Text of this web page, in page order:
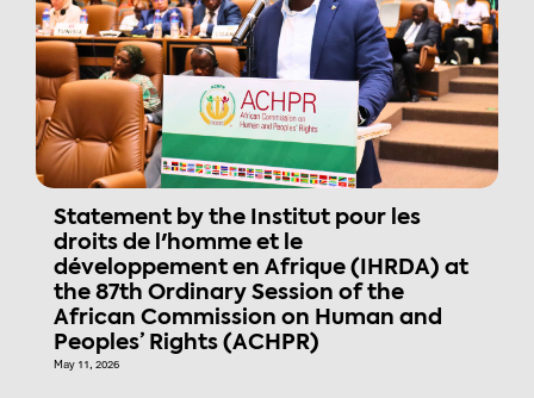
Statement by the Institut pour les
droits de l'homme et le
développement en Afrique (IHRDA) at
the 87th Ordinary Session of the
African Commission on Human and
Peoples’ Rights (ACHPR)
May 11, 2026